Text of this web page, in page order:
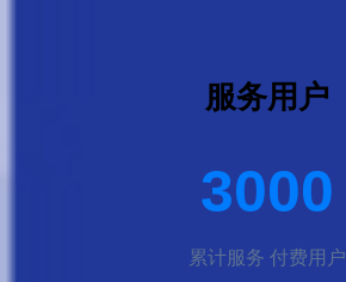
服务用户
3000
累计服务 付费用户